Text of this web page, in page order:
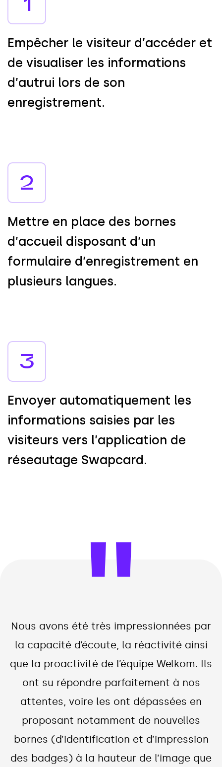
Empêcher le visiteur d’accéder et
de visualiser les informations
d’autrui lors de son
enregistrement.
2
Mettre en place des bornes
d’accueil disposant d’un
formulaire d’enregistrement en
plusieurs langues.
3
Envoyer automatiquement les
informations saisies par les
visiteurs vers l’application de
réseautage Swapcard.
Nous avons été très impressionnées par
la capacité d’écoute, la réactivité ainsi
que la proactivité de l’équipe Welkom. Ils
ont su répondre parfaitement à nos
attentes, voire les ont dépassées en
proposant notamment de nouvelles
bornes (d’identification et d’impression
des badges) à la hauteur de l’image que